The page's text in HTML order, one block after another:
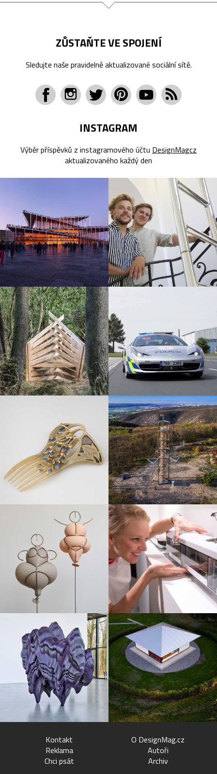
ZŮSTAŇTE VE SPOJENÍ
Sledujte naše pravidelně aktualizované sociální sítě.
INSTAGRAM
Výběr příspěvků z instagramového účtu DesignMagcz
aktualizovaného každý den
Kontakt
Reklama
Chci psát
O DesignMag.cz
Autoři
Archiv